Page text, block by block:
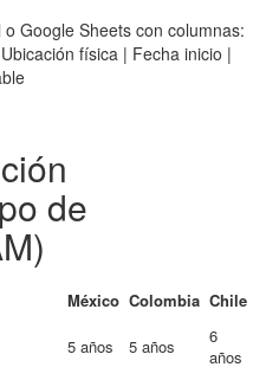
o Google Sheets con columnas:
física | Fecha inicio |
de
México Colombia Chile
5 años 5 años
6
años